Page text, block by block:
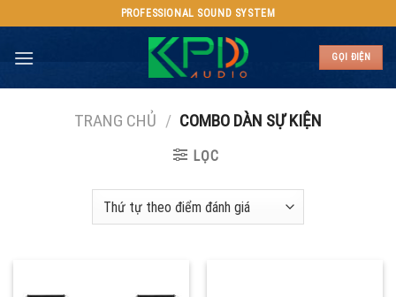
to
content
PROFESSIONAL SOUND SYSTEM
GỌI ĐIỆN
TRANG CHỦ / COMBO DÀN SỰ KIỆN
LỌC